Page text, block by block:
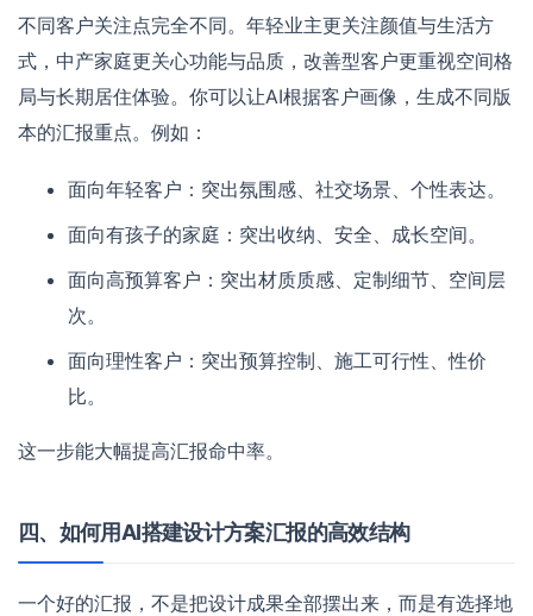
不同客户关注点完全不同。年轻业主更关注颜值与生活方
式，中产家庭更关心功能与品质，改善型客户更重视空间格
局与长期居住体验。你可以让AI根据客户画像，生成不同版
本的汇报重点。例如：
面向年轻客户：突出氛围感、社交场景、个性表达。
面向有孩子的家庭：突出收纳、安全、成长空间。
面向高预算客户：突出材质质感、定制细节、空间层
次。
面向理性客户：突出预算控制、施工可行性、性价
比。
这一步能大幅提高汇报命中率。
四、如何用AI搭建设计方案汇报的高效结构
一个好的汇报，不是把设计成果全部摆出来，而是有选择地